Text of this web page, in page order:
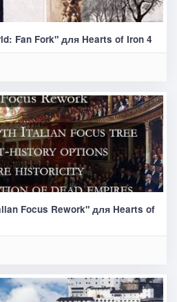
Fan Fork" для Hearts of Iron 4
Focus Rework" для Hearts of